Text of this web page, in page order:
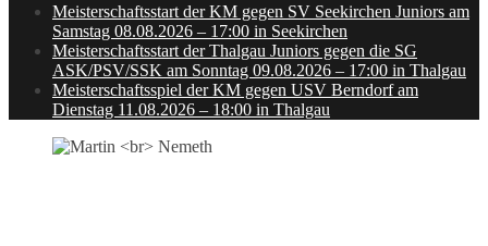
Meisterschaftsstart der KM gegen SV Seekirchen Juniors am
Samstag 08.08.2026 – 17:00 in Seekirchen
Meisterschaftsstart der Thalgau Juniors gegen die SG
ASK/PSV/SSK am Sonntag 09.08.2026 – 17:00 in Thalgau
Meisterschaftsspiel der KM gegen USV Berndorf am
Dienstag 11.08.2026 – 18:00 in Thalgau